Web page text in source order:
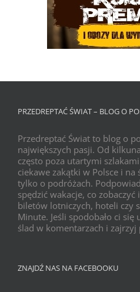
PRZEDREPTAĆ ŚWIAT – BLOG O
Przedreptać Świat to blog o
największych pasji. Od
często poza utartymi
ciekawe zakątki w Polsce i na
tylko o podróżach.
spędzić wakacje, co zobaczyć
biletów lotniczych, hoteli czy
Minute. Jeśli spodobało ci
ślad w komentarzach i
ZNAJDŹ NAS NA FACEBOOKU